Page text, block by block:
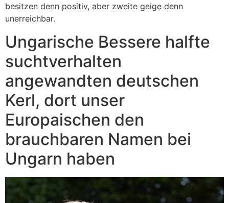
besitzen denn positiv, aber zweite geige denn
unerreichbar.
Ungarische Bessere halfte
suchtverhalten
angewandten deutschen
Kerl, dort unser
Europaischen den
brauchbaren Namen bei
Ungarn haben